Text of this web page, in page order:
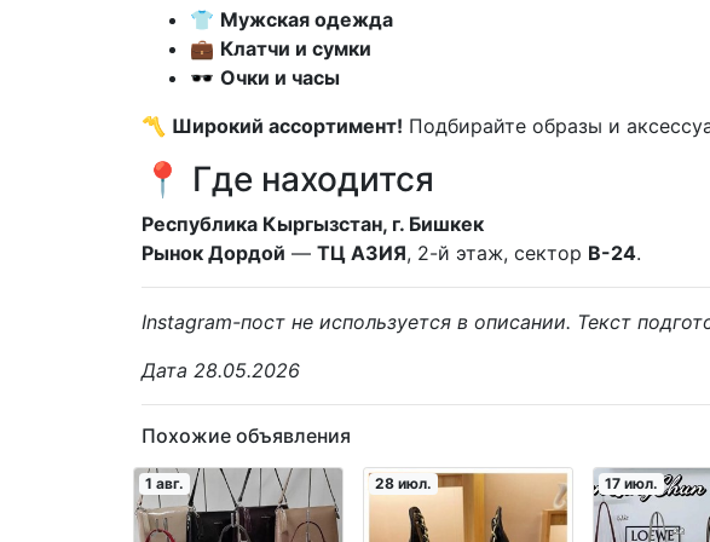
👕 Мужская одежда
💼 Клатчи и сумки
🕶 Очки и часы
〽️ Широкий ассортимент! Подбирайте образы и
📍 Где находится
Республика Кыргызстан, г. Бишкек
Рынок Дордой — ТЦ АЗИЯ, 2-й этаж, сектор В-24.
Instagram-пост не используется в описании. Текст
Дата 28.05.2026
Похожие объявления
1 авг. 28 июл. 17 июл.